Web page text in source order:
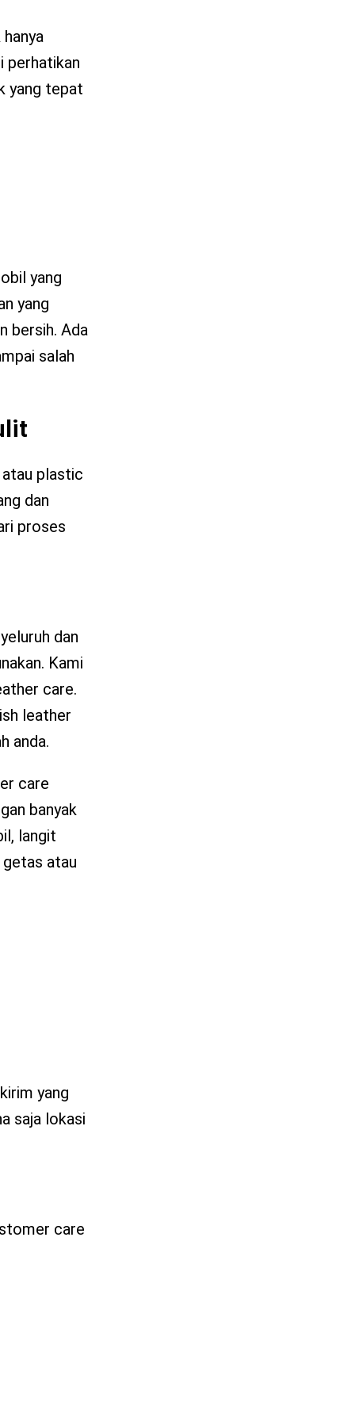
perhatikan
yang tepat
yang
yang
bersih. Ada
salah
plastic
dan
proses
dan
Kami
care.
leather
anda.
care
banyak
langit
atau
yang
saja lokasi
care